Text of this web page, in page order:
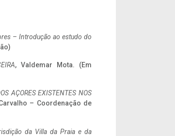
– Introdução ao estudo do
, Valdemar Mota. (Em
AÇORES EXISTENTES NOS
– Coordenação de
da Villa da Praia e da